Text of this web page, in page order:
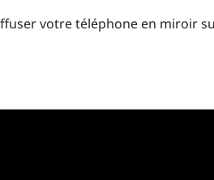
votre téléphone en miroir